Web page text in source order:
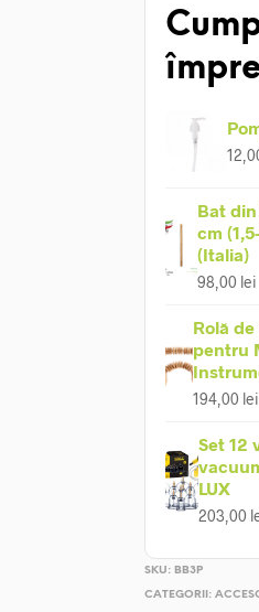
Bat
cm
(Italia)
98,00 lei
Rolă
pentru
194,00 lei
Set 12
LUX
203,00
SKU: BB3P
CATEGORII: